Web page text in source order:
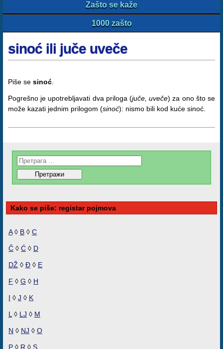
Zašto se kaže
1000 zašto
sinoć ili juče uveče
Piše se sinoć
Pogrešno je upotrebljavati dva priloga (juče, uveče) za ono što se
može kazati jednim prilogom (sinoć): nismo bili kod kuće sinoć.
Kako se piše: registar pojmova
A◊ B ◊ C
Č ◊ Ć ◊ D
DŽ ◊ Đ ◊ E
F ◊ G ◊ H
I ◊ J ◊ K
L ◊ LJ ◊ M
N ◊ NJ ◊ O
P ◊ R ◊ S